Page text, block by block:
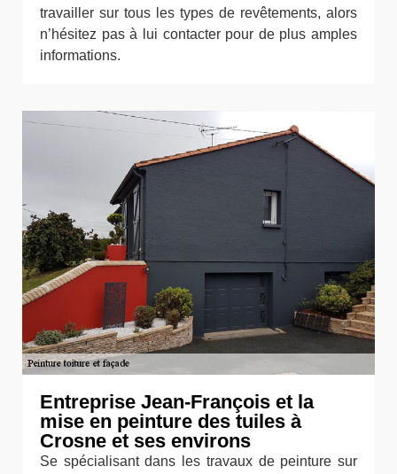
travailler sur tous les types de revêtements, alors
n’hésitez pas à lui contacter pour de plus amples
informations.
Entreprise Jean-François et la
mise en peinture des tuiles à
Crosne et ses environs
Se spécialisant dans les travaux de peinture sur